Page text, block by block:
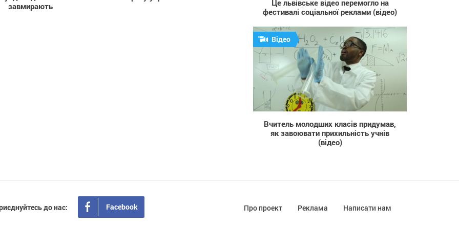
завмирають
Це львівське відео перемогло на
фестивалі соціальної реклами (відео)
Відео
Вчитель молодших класів придумав,
як завоювати прихильність учнів
(відео)
до нас: Facebook Про проект Реклама Написати нам